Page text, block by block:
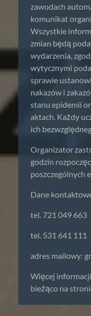
zawodach
komunikat
Wszystkie
zmian będą
wydarzenia,
wytycznymi
sprawie
nakazów i
stanu epidemii
aktach. Każdy
ich
Organizator
godzin
poszczególnych
Dane
tel. 721 049 663
tel. 531 641 111
adres mailowy:
Więcej
bieżąco na